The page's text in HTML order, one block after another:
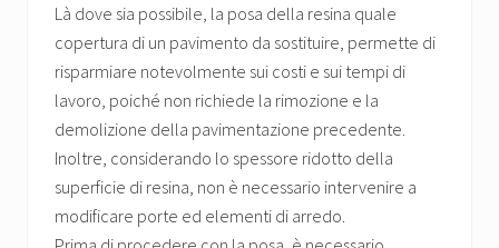
Là dove sia possibile, la posa della resina quale
copertura di un pavimento da sostituire, permette di
risparmiare notevolmente sui costi e sui tempi di
lavoro, poiché non richiede la rimozione e la
demolizione della pavimentazione precedente.
Inoltre, considerando lo spessore ridotto della
superficie di resina, non è necessario intervenire a
modificare porte ed elementi di arredo.